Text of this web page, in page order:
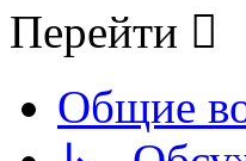
Перейти
Общие